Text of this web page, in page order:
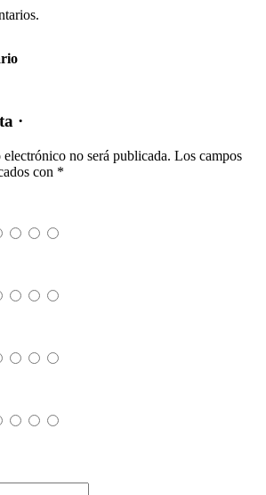
·
no será publicada. Los campos
con *